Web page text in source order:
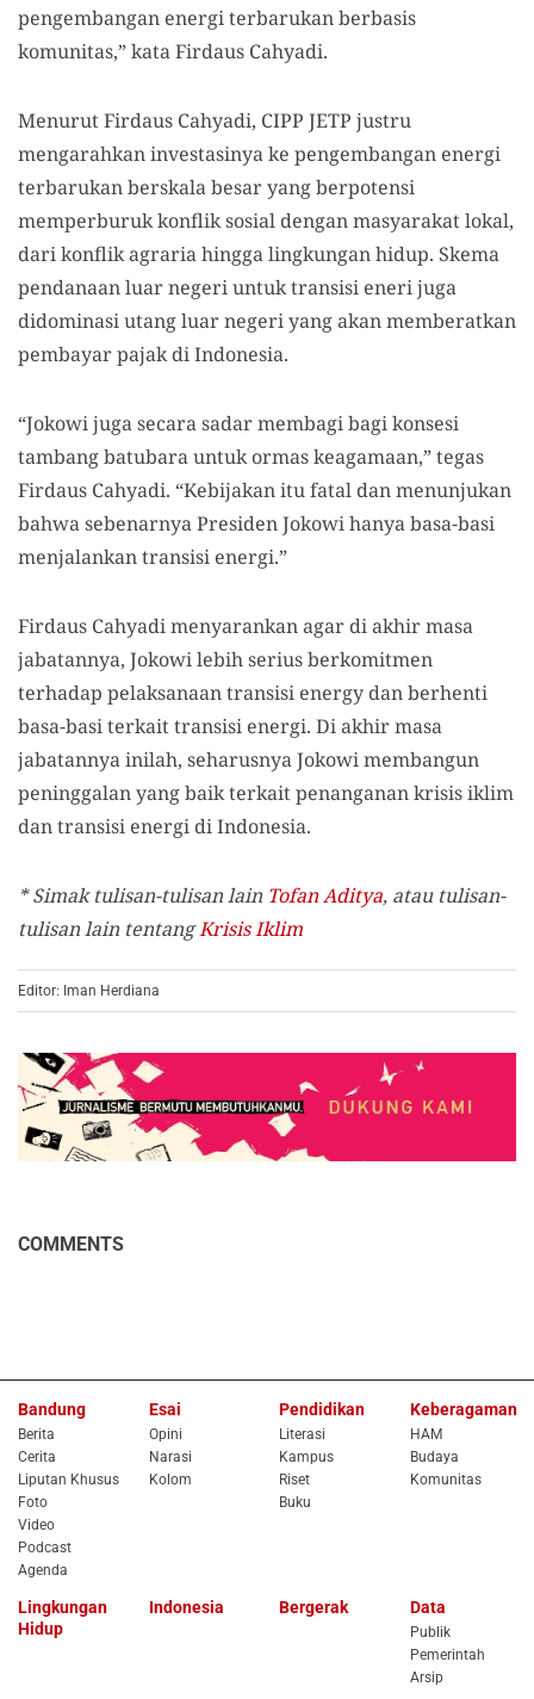
pengembangan energi terbarukan berbasis
komunitas,” kata Firdaus Cahyadi.
Menurut Firdaus Cahyadi, CIPP JETP justru
mengarahkan investasinya ke pengembangan energi
terbarukan berskala besar yang berpotensi
memperburuk konflik sosial dengan masyarakat lokal,
dari konflik agraria hingga lingkungan hidup. Skema
pendanaan luar negeri untuk transisi eneri juga
didominasi utang luar negeri yang akan memberatkan
pembayar pajak di Indonesia.
“Jokowi juga secara sadar membagi bagi konsesi
tambang batubara untuk ormas keagamaan,” tegas
Firdaus Cahyadi. “Kebijakan itu fatal dan menunjukan
bahwa sebenarnya Presiden Jokowi hanya basa-basi
menjalankan transisi energi.”
Firdaus Cahyadi menyarankan agar di akhir masa
jabatannya, Jokowi lebih serius berkomitmen
terhadap pelaksanaan transisi energy dan berhenti
basa-basi terkait transisi energi. Di akhir masa
jabatannya inilah, seharusnya Jokowi membangun
peninggalan yang baik terkait penanganan krisis iklim
dan transisi energi di Indonesia.
* Simak tulisan-tulisan lain Tofan Aditya, atau tulisan-
tulisan lain tentangKrisis Iklim
Editor: Iman Herdiana
COMMENTS
Bandung
Berita
Cerita
Liputan Khusus
Foto
Video
Podcast
Agenda
Esai
Opini
Narasi
Kolom
Pendidikan
Literasi
Kampus
Riset
Buku
Keberagaman
HAM
Budaya
Komunitas
Lingkungan
Hidup
Indonesia Bergerak Data
Publik
Pemerintah
Arsip